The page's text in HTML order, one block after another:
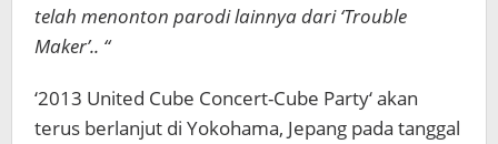
telah menonton parodi lainnya dari ‘Trouble
Maker’.. “
‘2013 United Cube Concert-Cube Party‘ akan
terus berlanjut di Yokohama, Jepang pada tanggal